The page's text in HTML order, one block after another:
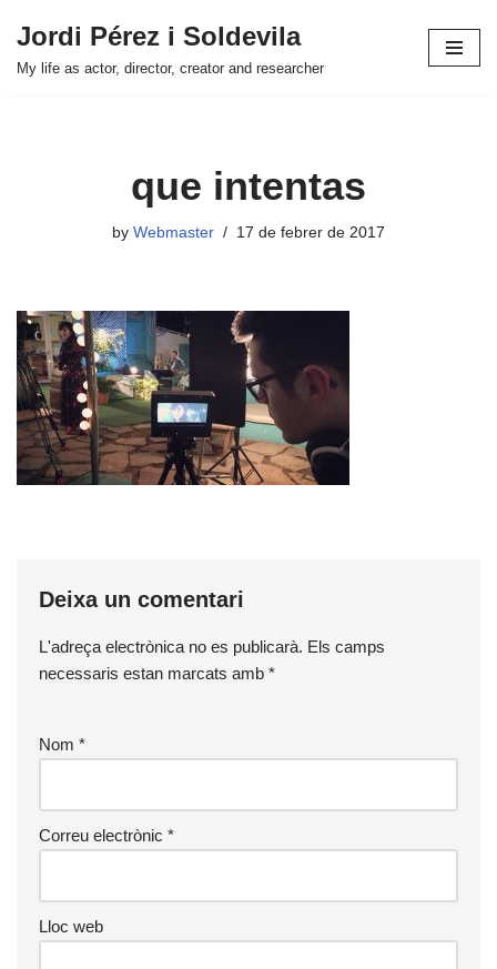
Skip
Jordi Pérez i Soldevila
My life as actor, director, creator and researcher
que intentas
by Webmaster 17 de febrer de 2017
Deixa un comentari
L'adreça electrònica no es publicarà. Els camps
necessaris estan marcats amb *
Nom *
Correu electrònic *
Lloc web